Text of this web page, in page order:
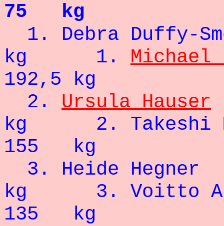
75 kg
1. Debra
kg 1. Michael
192,5 kg
2. Ursula Hauser
kg 2.
155 kg
3. Heide
kg 3.
135 kg